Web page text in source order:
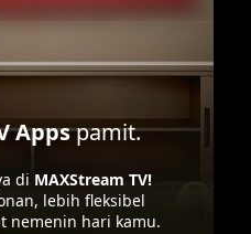
Appspamit.
di MAXStream TV!
lebih fleksibel
nemenin hari kamu.